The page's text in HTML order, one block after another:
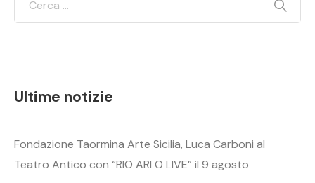
Ultime notizie
Fondazione Taormina Arte Sicilia, Luca Carboni al
Teatro Antico con “RIO ARI O LIVE” il 9 agosto